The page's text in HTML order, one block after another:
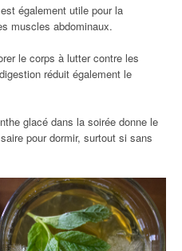
également utile pour la
muscles abdominaux.
le corps à lutter contre les
réduit également le
glacé dans la soirée donne le
pour dormir, surtout si sans